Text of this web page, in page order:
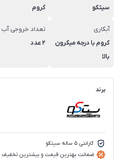
سیتکو
کروم
آبکاری
کروم با درجه میکرون
بالا
تعداد خروجی آب
2 عدد
برند
گارانتی 5 ساله سیتکو
ضمانت بهترین قیمت و بیشترین تخفیف